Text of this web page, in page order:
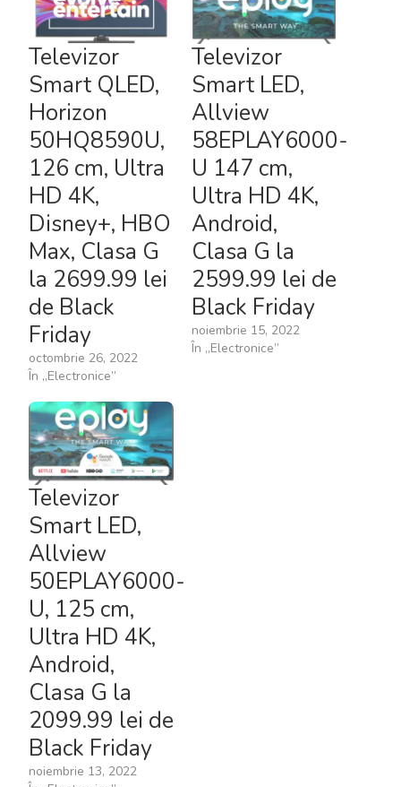
Televizor
Smart QLED,
Horizon
50HQ8590U,
126 cm, Ultra
HD 4K,
Disney+, HBO
Max, Clasa G
la 2699.99 lei
de Black
Friday
octombrie 26, 2022
În „Electronice”
Televizor
Smart LED,
Allview
58EPLAY6000-
U 147 cm,
Ultra HD 4K,
Android,
Clasa G la
2599.99 lei de
Black Friday
noiembrie 15, 2022
În „Electronice”
Televizor
Smart LED,
Allview
50EPLAY6000-
U, 125 cm,
Ultra HD 4K,
Android,
Clasa G la
2099.99 lei de
Black Friday
noiembrie 13, 2022